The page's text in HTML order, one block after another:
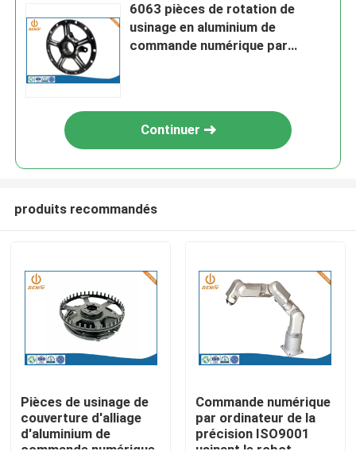
Produits
A propos de nous
6063 pièces de rotation de
usinage en aluminium de
commande numérique par
Continuer
produits recommandés
Pièces de usinage de
couverture d'alliage
d'aluminium de
Commande numérique
par ordinateur de la
précision ISO9001